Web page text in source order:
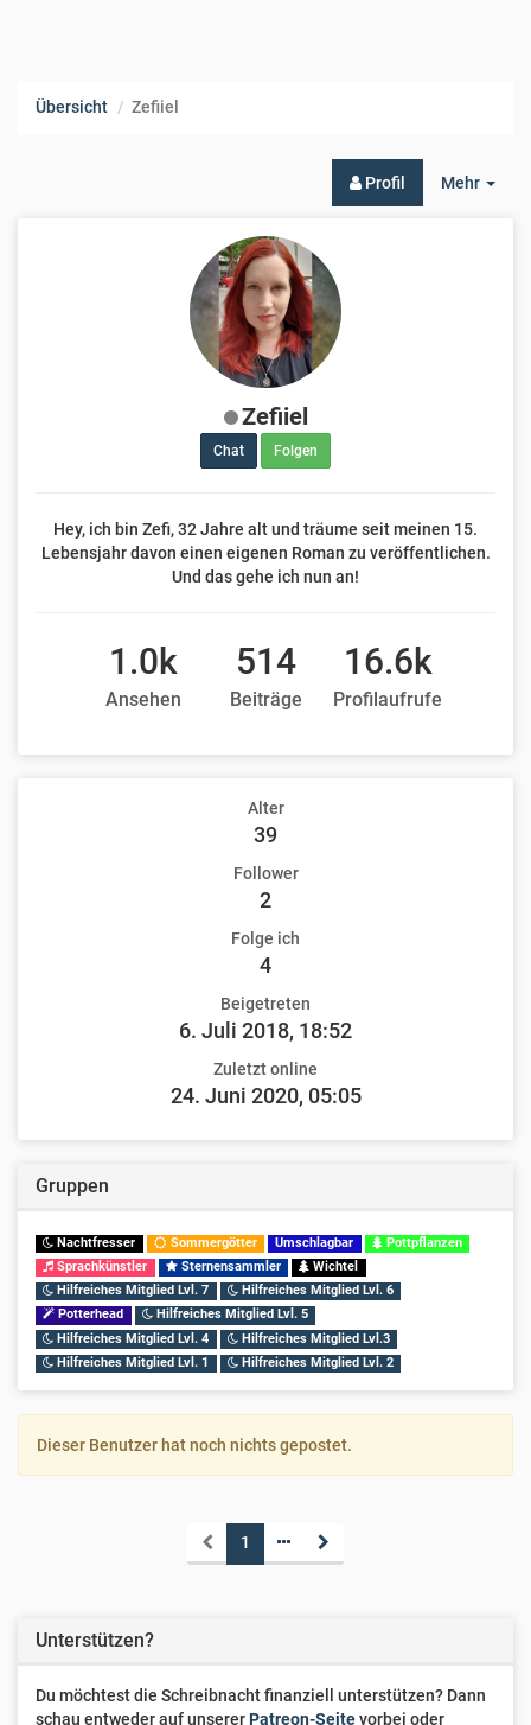
Übersicht Zefiiel
Mehr
Profil
Zefiiel
Chat Folgen
Hey, ich bin Zefi, 32 Jahre alt und träume seit meinen 15.
Lebensjahr davon einen eigenen Roman zu veröffentlichen.
Und das gehe ich nun an!
1.0k
Ansehen
514
Beiträge
16.6k
Profilaufrufe
Alter
39
Follower
2
Folge ich
4
Beigetreten
6. Juli 2018, 18:52
Zuletzt online
24. Juni 2020, 05:05
Gruppen
Nachtfresser Sommergötter Umschlagbar
Pottpflanzen
Sprachkünstler
Sternensammler
Wichtel
Hilfreiches Mitglied Lvl. 7
Hilfreiches Mitglied Lvl. 6
Potterhead
Hilfreiches Mitglied Lvl. 5
Hilfreiches Mitglied Lvl. 4
Hilfreiches Mitglied Lvl.3
Hilfreiches Mitglied Lvl. 1
Hilfreiches Mitglied Lvl. 2
Dieser Benutzer hat noch nichts gepostet.
1
Unterstützen?
Du möchtest die Schreibnacht finanziell unterstützen? Dann
schau entweder auf unsererPatreon-Seitevorbei oder